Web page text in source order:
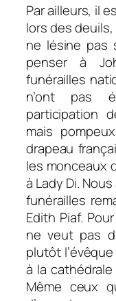
Par ailleurs, il
lors des
ne lésine pas
penser à
funérailles
n’ont pas
participation
mais
drapeau
les monceaux
à Lady Di.
funérailles
Edith Piaf.
ne veut pas
plutôt
à la
Même ceux